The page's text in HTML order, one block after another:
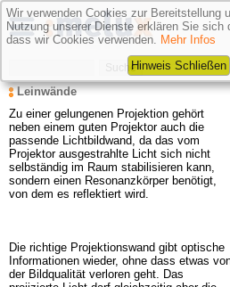
Leinwände
Zu einer gelungenen Projektion gehört
neben einem guten Projektor auch die
passende Lichtbildwand, da das vom
Projektor ausgestrahlte Licht sich nicht
selbständig im Raum stabilisieren kann,
sondern einen Resonanzkörper benötigt,
von dem es reflektiert wird.
Die richtige Projektionswand gibt optische
Informationen wieder, ohne dass etwas
der Bildqualität verloren geht. Das
Wir verwenden Cookies zur Bereitstellung
Nutzung unserer Dienste erklären Sie sich
dass wir Cookies verwenden. Mehr Infos
Hinweis Schließen